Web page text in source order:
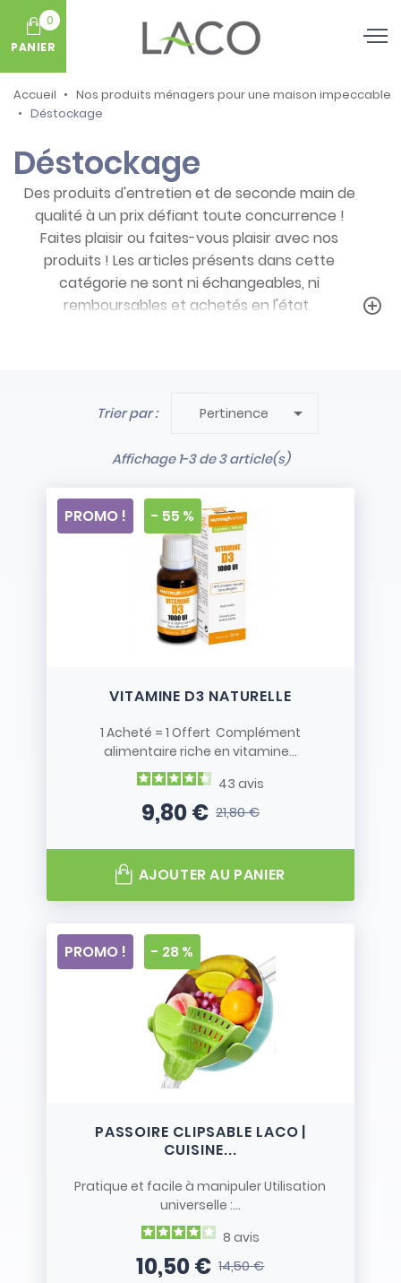
0
PANIER
Accueil
Nos produits ménagers pour une maison impeccable
Déstockage
Déstockage
Des produits d'entretien et de seconde main de
qualité à un prix défiant toute concurrence !
Faites plaisir ou faites-vous plaisir avec nos
produits ! Les articles présents dans cette
catégorie ne sont ni échangeables, ni
remboursables et achetés en l'état.
- Stock limité et non renouvelé
add_circle_outline
Trier par : Pertinence 
Affichage 1-3 de 3 article(s)
VITAMINE D3 NATURELLE
1 Acheté = 1 Offert Complément
alimentaire riche en vitamine...
43 avis
Prix
9,80 €Prix de base
21,80 €
PROMO ! - 55 %
AJOUTER AU PANIER
PASSOIRE CLIPSABLE LACO |
CUISINE...
Pratique et facile à manipuler Utilisation
universelle :...
8 avis
Prix
10,50 €Prix de base
14,50 €
PROMO ! - 28 %